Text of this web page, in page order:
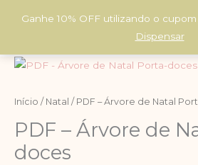
Ganhe 10% OFF utilizando o cupom
Dispensar
conteúdo
Início / Natal / PDF – Árvore de Natal
PDF – Árvore de
doces
PDF
Árvore
Natal
Porta-